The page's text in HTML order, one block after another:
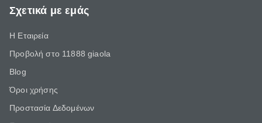
Σχετικά με εμάς
Η Εταιρεία
Προβολή στο 11888 giaola
Blog
Όροι χρήσης
Προστασία Δεδομένων